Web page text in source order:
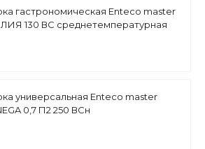
гастрономическая Enteco master
130 ВС среднетемпературная
универсальная Enteco master
0,7 П2 250 ВСн